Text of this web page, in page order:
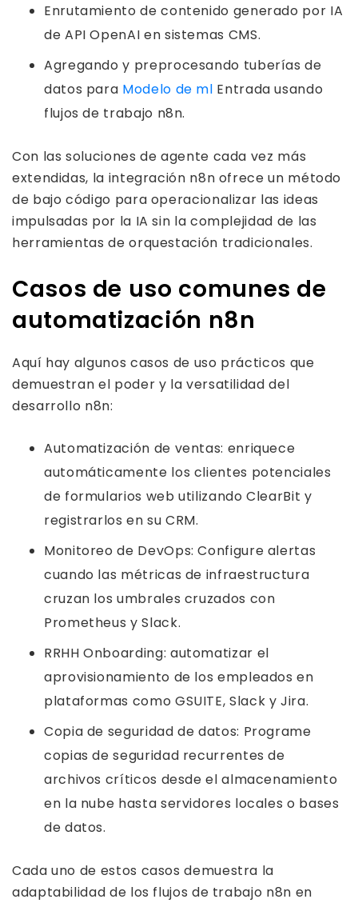
Enrutamiento de contenido generado por IA
de API OpenAI en sistemas CMS.
Agregando y preprocesando tuberías de
datos para Modelo de ml Entrada usando
flujos de trabajo n8n.
Con las soluciones de agente cada vez más
extendidas, la integración n8n ofrece un método
de bajo código para operacionalizar las ideas
impulsadas por la IA sin la complejidad de las
herramientas de orquestación tradicionales.
Casos de uso comunes de
automatización n8n
Aquí hay algunos casos de uso prácticos que
demuestran el poder y la versatilidad del
desarrollo n8n:
Automatización de ventas: enriquece
automáticamente los clientes potenciales
de formularios web utilizando ClearBit y
registrarlos en su CRM.
Monitoreo de DevOps: Configure alertas
cuando las métricas de infraestructura
cruzan los umbrales cruzados con
Prometheus y Slack.
RRHH Onboarding: automatizar el
aprovisionamiento de los empleados en
plataformas como GSUITE, Slack y Jira.
Copia de seguridad de datos: Programe
copias de seguridad recurrentes de
archivos críticos desde el almacenamiento
en la nube hasta servidores locales o bases
de datos.
Cada uno de estos casos demuestra la
adaptabilidad de los flujos de trabajo n8n en